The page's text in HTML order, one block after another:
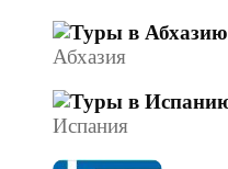
Абхазия
Испания